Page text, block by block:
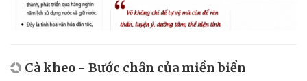
Cà kheo - Bước chân của miền biển